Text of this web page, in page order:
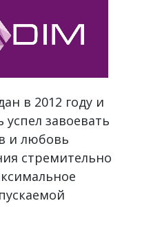
в 2012 году и
завоевать
и любовь
стремительно